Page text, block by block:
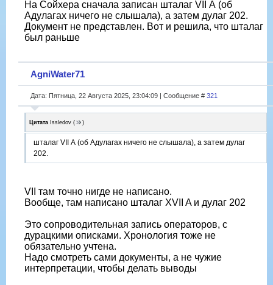
На Сойхера сначала записан шталаг VII А (об
Адулагах ничего не слышала), а затем дулаг 202.
Документ не представлен. Вот и решила, что шталаг
был раньше
AgniWater71
Дата: Пятница, 22 Августа 2025, 23:04:09 | Сообщение # 321
Цитата Issledov ( )
шталаг VII А (об Адулагах ничего не слышала), а затем дулаг
202.
VII там точно нигде не написано.
Вообще, там написано шталаг XVII A и дулаг 202
Это сопроводительная запись операторов, с
дурацкими описками. Хронология тоже не
обязательно учтена.
Надо смотреть сами документы, а не чужие
интерпретации, чтобы делать выводы